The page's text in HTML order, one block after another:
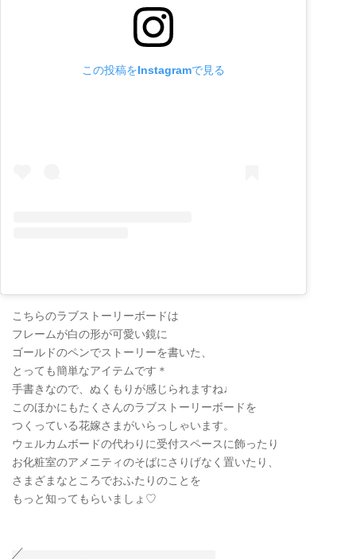
この投稿をInstagramで見る
こちらのラブストーリーボードは
フレームが白の形が可愛い鏡に
ゴールドのペンでストーリーを書いた、
とっても簡単なアイテムです＊
手書きなので、ぬくもりが感じられますね♩
このほかにもたくさんのラブストーリーボードを
つくっている花嫁さまがいらっしゃいます。
ウェルカムボードの代わりに受付スペースに飾ったり
お化粧室のアメニティのそばにさりげなく置いたり、
さまざまなところでおふたりのことを
もっと知ってもらいましょ♡